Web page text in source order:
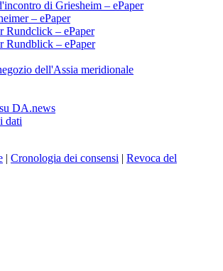
di Griesheim – ePaper
– ePaper
Rundclick – ePaper
Rundblick – ePaper
dell'Assia meridionale
DA.news
dati
| Cronologia dei consensi | Revoca del